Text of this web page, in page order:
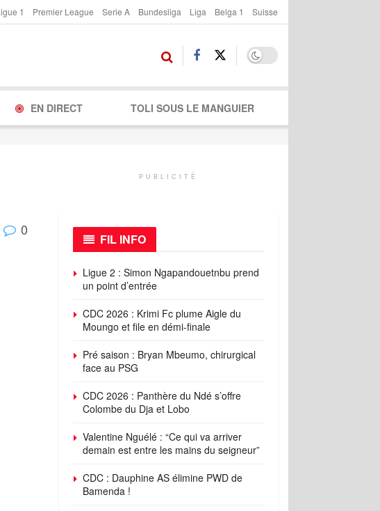
1 Premier League Serie A Bundesliga Liga Belga 1 Suisse
EN DIRECT TOLI SOUS LE MANGUIER
0
PUBLICITÉ
FIL INFO
Ligue 2 : Simon Ngapandouetnbu prend
un point d’entrée
CDC 2026 : Krimi Fc plume Aigle du
Moungo et file en démi-finale
Pré saison : Bryan Mbeumo, chirurgical
face au PSG
CDC 2026 : Panthère du Ndé s’offre
Colombe du Dja et Lobo
Valentine Nguélé : “Ce qui va arriver
demain est entre les mains du seigneur”
CDC : Dauphine AS élimine PWD de
Bamenda !